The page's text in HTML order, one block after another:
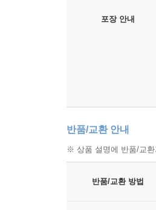
포장 안내
반품/교환 안내
※ 상품 설명에 반품/교
반품/교환 방법